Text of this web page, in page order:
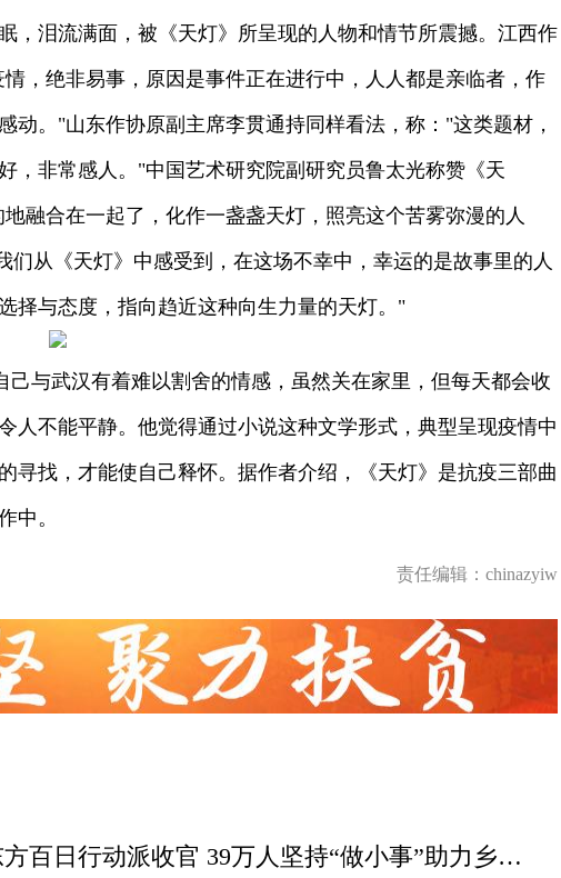
，泪流满面，被《天灯》所呈现的人物和情节所震撼。江西作
，绝非易事，原因是事件正在进行中，人人都是亲临者，作
动。"山东作协原副主席李贯通持同样看法，称："这类题材，
，非常感人。"中国艺术研究院副研究员鲁太光称赞《天
融合在一起了，化作一盏盏天灯，照亮这个苦雾弥漫的人
从《天灯》中感受到，在这场不幸中，幸运的是故事里的人
择与态度，指向趋近这种向生力量的天灯。"
己与武汉有着难以割舍的情感，虽然关在家里，但每天都会收
人不能平静。他觉得通过小说这种文学形式，典型呈现疫情中
寻找，才能使自己释怀。据作者介绍，《天灯》是抗疫三部曲
中。
责任编辑：chinazyiw
2020年新东方百日行动派收官 39万人坚持“做小事”助力乡村艺术教育